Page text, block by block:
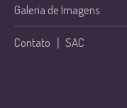
Galeria de Imagens
Contato |SAC